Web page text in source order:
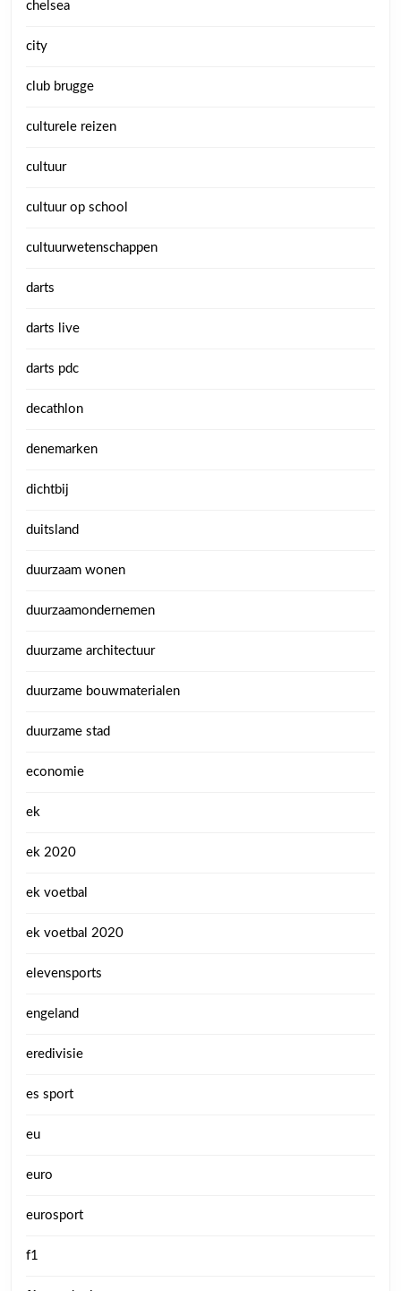
chelsea
city
club brugge
culturele reizen
cultuur
cultuur op school
cultuurwetenschappen
darts
darts live
darts pdc
decathlon
denemarken
dichtbij
duitsland
duurzaam wonen
duurzaamondernemen
duurzame architectuur
duurzame bouwmaterialen
duurzame stad
economie
ek
ek 2020
ek voetbal
ek voetbal 2020
elevensports
engeland
eredivisie
es sport
eu
euro
eurosport
f1